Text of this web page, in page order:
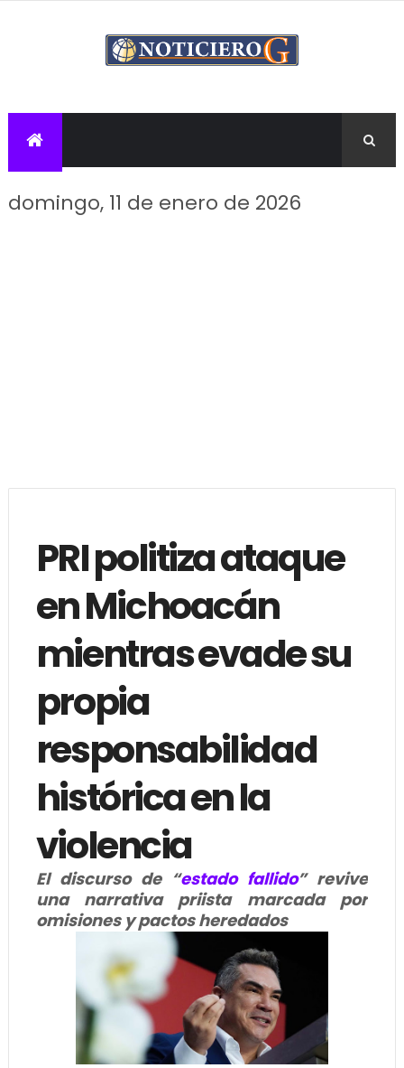
domingo, 11 de enero de 2026
PRI politiza ataque
en Michoacán
mientras evade su
propia
responsabilidad
histórica en la
violencia
El discurso de “estado fallido” revive
una narrativa priista marcada por
omisiones y pactos heredados